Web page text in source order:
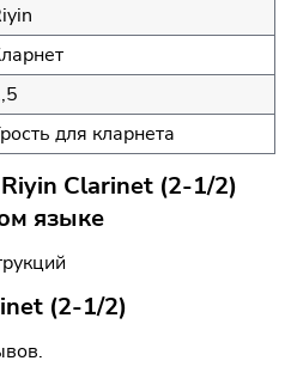
для кларнета
Clarinet (2-1/2)
языке
(2-1/2)